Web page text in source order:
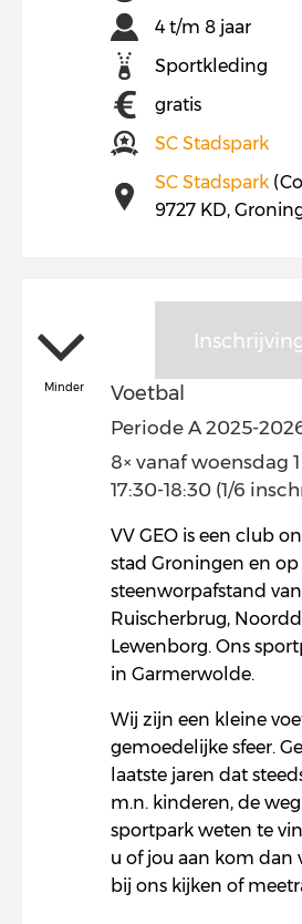
4 t/m 8 jaar
Sportkleding
gratis
SC Stadspark
SC Stadspark
9727 KD,
Minder Voetbal
Periode A 2025-
8× vanaf woensdag
17:30-18:30 (1/6
VV GEO is een club
stad Groningen en op
steenworpafstand
Ruischerbrug,
Lewenborg. Ons
in Garmerwolde.
Wij zijn een kleine
gemoedelijke sfeer.
laatste jaren dat
m.n. kinderen, de
sportpark weten te
u of jou aan kom dan
bij ons kijken of